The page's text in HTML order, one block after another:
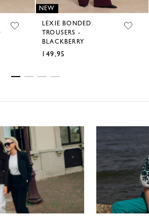
NEW
LEXIE BONDED
TROUSERS -
BLACKBERRY
149,95